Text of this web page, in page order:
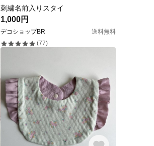
刺繍名前入りスタイ
1,000円
デコショップBR
送料無料
(77)